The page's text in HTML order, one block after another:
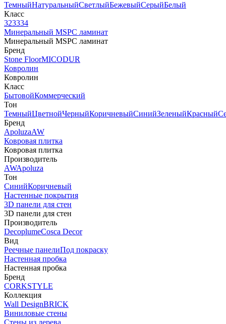
ТемныйНатуральныйСветлыйБежевыйСерыйБелый
Класс
323334
Минеральный MSPC ламинат
Минеральный MSPC ламинат
Бренд
Stone FloorMICODUR
Ковролин
Ковролин
Класс
БытовойКоммерческий
Тон
ТемныйЦветнойЧерныйКоричневыйСинийЗеленыйКрасный
Бренд
ApoluzaAW
Ковровая плитка
Ковровая плитка
Производитель
AWApoluza
Тон
СинийКоричневый
Настенные покрытия
3D панели для стен
3D панели для стен
Производитель
DecoplumeCosca Decor
Вид
Реечные панелиПод покраску
Настенная пробка
Настенная пробка
Бренд
CORKSTYLE
Коллекция
Wall DesignBRICK
Виниловые стены
Стены из дерева